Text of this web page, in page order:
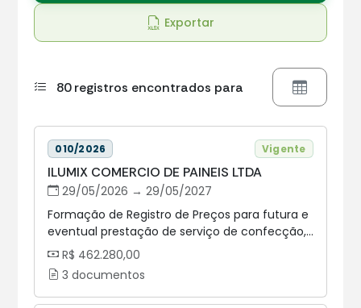
Exportar
80 registros encontrados para
010/2026 Vigente
ILUMIX COMERCIO DE PAINEIS LTDA
29/05/2026 → 29/05/2027
Formação de Registro de Preços para futura e
eventual prestação de serviço de confecção,
instalação, remoção e fornecimento de
componentes de sinalização visual para
atender a demanda do complexo da
Assembleia Legislativa do Estado do Paraná.
R$ 462.280,00
3 documentos